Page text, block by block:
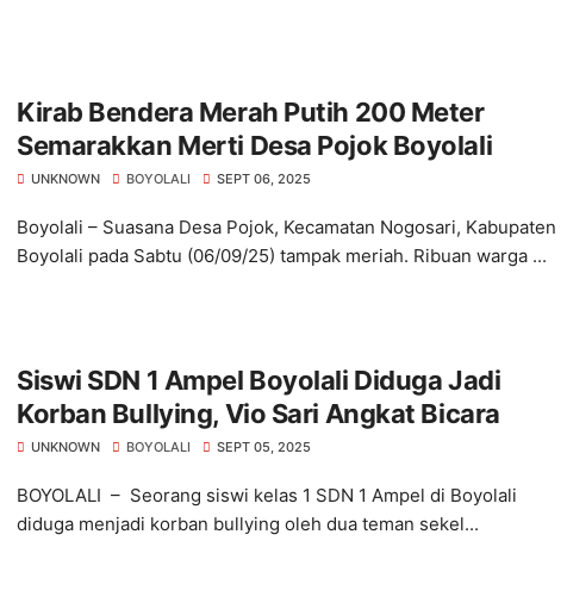
Kirab Bendera Merah Putih 200 Meter
Semarakkan Merti Desa Pojok Boyolali
UNKNOWN BOYOLALI SEPT 06, 2025
Boyolali – Suasana Desa Pojok, Kecamatan Nogosari, Kabupaten
Boyolali pada Sabtu (06/09/25) tampak meriah. Ribuan warga ...
Siswi SDN 1 Ampel Boyolali Diduga Jadi
Korban Bullying, Vio Sari Angkat Bicara
UNKNOWN BOYOLALI SEPT 05, 2025
BOYOLALI – Seorang siswi kelas 1 SDN 1 Ampel di Boyolali
diduga menjadi korban bullying oleh dua teman sekel...